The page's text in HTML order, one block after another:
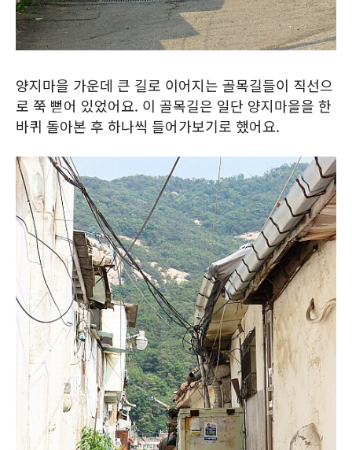
양지마을 가운데 큰 길로 이어지는 골목길들이 직선으
로 쭉 뻗어 있었어요. 이 골목길은 일단 양지마을을 한
바퀴 돌아본 후 하나씩 들어가보기로 했어요.